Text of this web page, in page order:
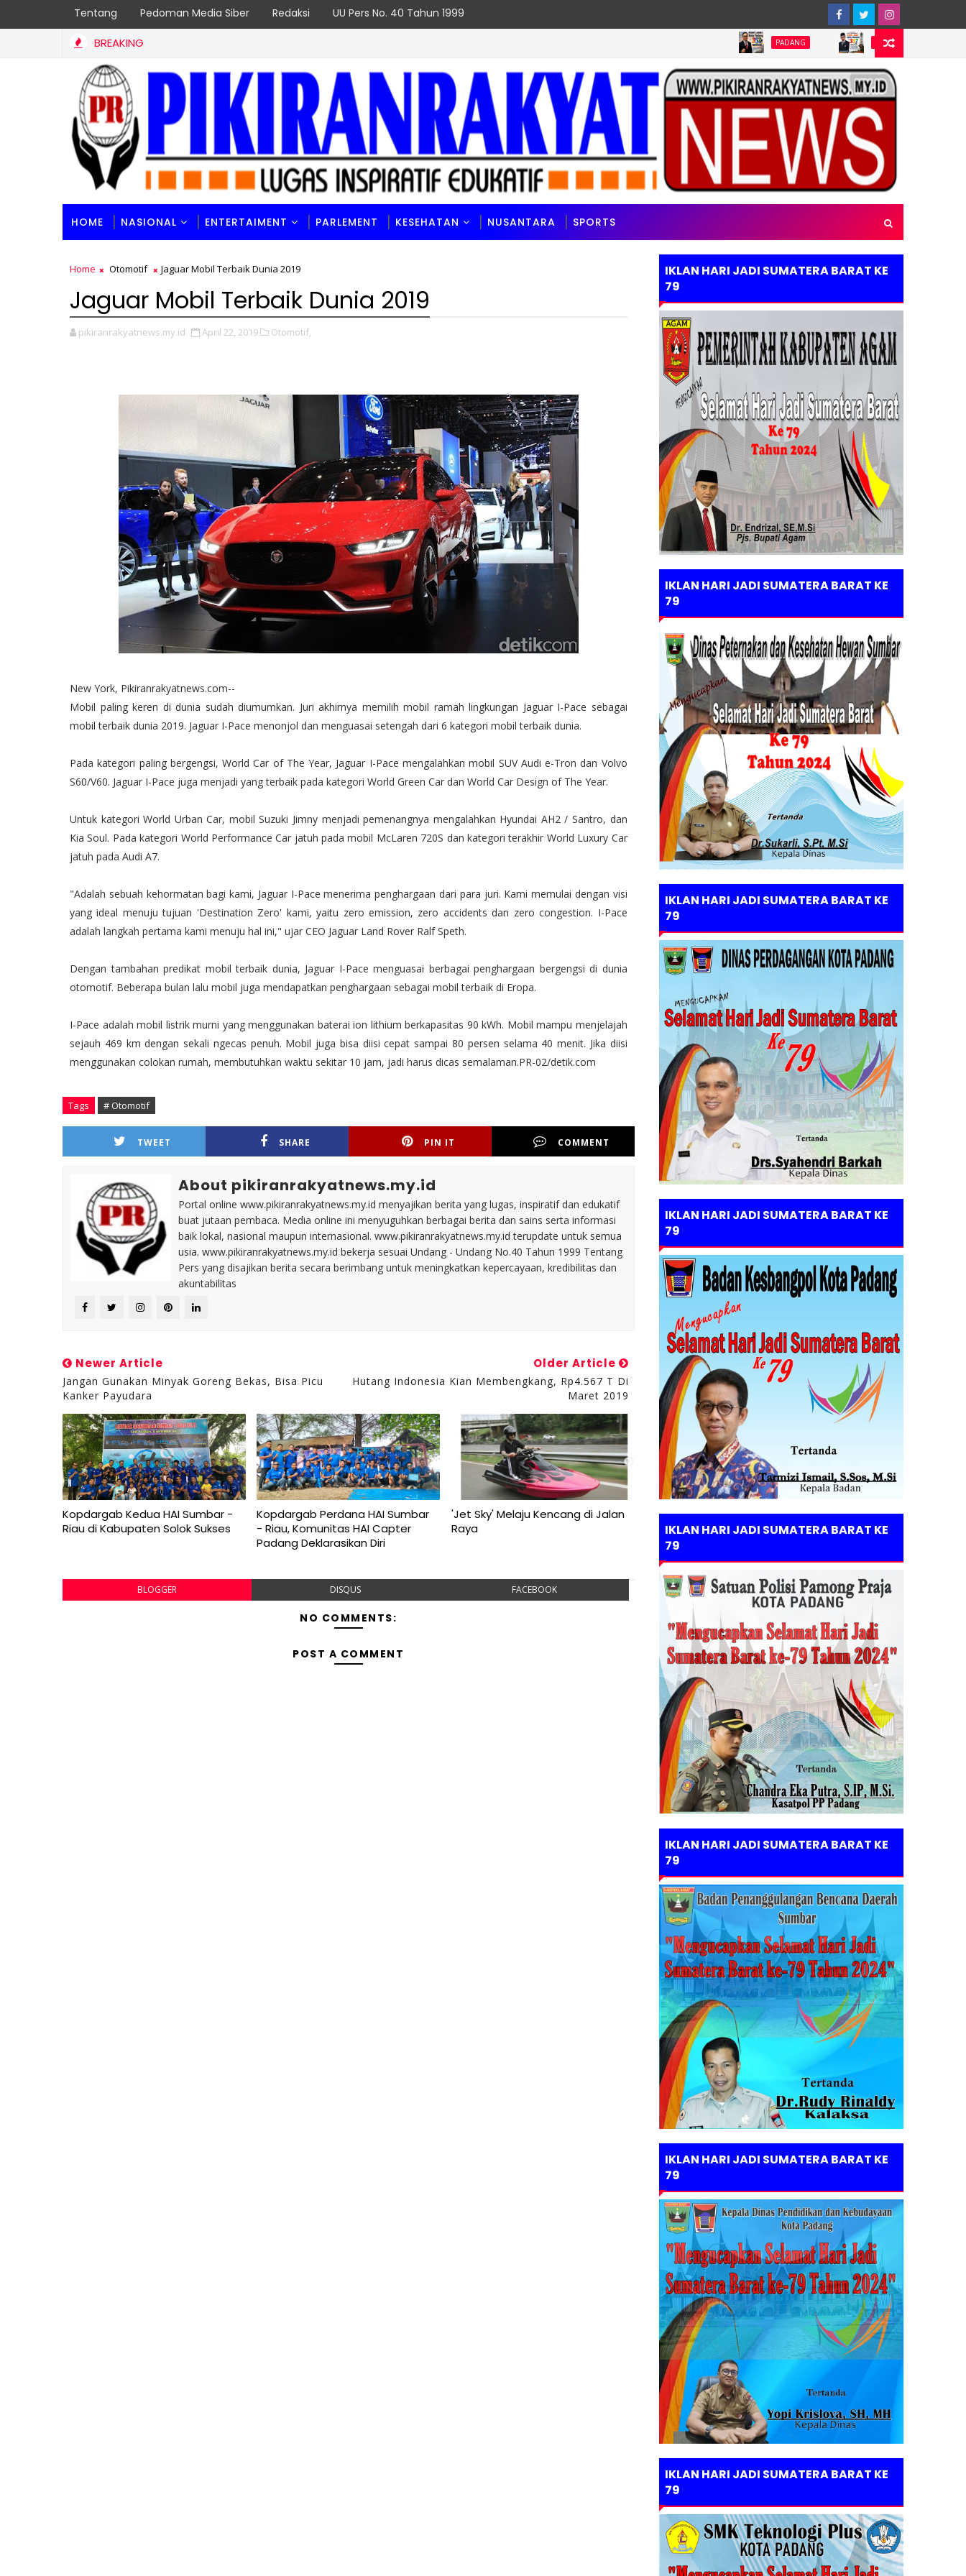
Tentang Pedoman Media Siber Redaksi UU Pers No. 40 Tahun 1999
BREAKING PADANG PADANG
PT. Andalan Mitra Prestasi (AMP) BUJP Terbaik Sumbar, Borong 2 Prestasi Sekaligus
HOME NASIONAL ENTERTAIMENT PARLEMENT KESEHATAN NUSANTARA SPORTS
Home Otomotif Jaguar Mobil Terbaik Dunia 2019
Jaguar Mobil Terbaik Dunia 2019
pikiranrakyatnews.my.id April 22, 2019 Otomotif,
New York, Pikiranrakyatnews.com--
Mobil paling keren di dunia sudah diumumkan. Juri akhirnya memilih mobil ramah lingkungan Jaguar I-Pace sebagai
mobil terbaik dunia 2019. Jaguar I-Pace menonjol dan menguasai setengah dari 6 kategori mobil terbaik dunia.
Pada kategori paling bergengsi, World Car of The Year, Jaguar I-Pace mengalahkan mobil SUV Audi e-Tron dan Volvo
S60/V60. Jaguar I-Pace juga menjadi yang terbaik pada kategori World Green Car dan World Car Design of The Year.
Untuk kategori World Urban Car, mobil Suzuki Jimny menjadi pemenangnya mengalahkan Hyundai AH2 / Santro, dan
Kia Soul. Pada kategori World Performance Car jatuh pada mobil McLaren 720S dan kategori terakhir World Luxury Car
jatuh pada Audi A7.
"Adalah sebuah kehormatan bagi kami, Jaguar I-Pace menerima penghargaan dari para juri. Kami memulai dengan visi
yang ideal menuju tujuan 'Destination Zero' kami, yaitu zero emission, zero accidents dan zero congestion. I-Pace
adalah langkah pertama kami menuju hal ini," ujar CEO Jaguar Land Rover Ralf Speth.
Dengan tambahan predikat mobil terbaik dunia, Jaguar I-Pace menguasai berbagai penghargaan bergengsi di dunia
otomotif. Beberapa bulan lalu mobil juga mendapatkan penghargaan sebagai mobil terbaik di Eropa.
I-Pace adalah mobil listrik murni yang menggunakan baterai ion lithium berkapasitas 90 kWh. Mobil mampu menjelajah
sejauh 469 km dengan sekali ngecas penuh. Mobil juga bisa diisi cepat sampai 80 persen selama 40 menit. Jika diisi
menggunakan colokan rumah, membutuhkan waktu sekitar 10 jam, jadi harus dicas semalaman.PR-02/detik.com
Tags # Otomotif
TWEET SHARE PIN IT COMMENT
About pikiranrakyatnews.my.id
Portal online www.pikiranrakyatnews.my.id menyajikan berita yang lugas, inspiratif dan edukatif
buat jutaan pembaca. Media online ini menyuguhkan berbagai berita dan sains serta informasi
baik lokal, nasional maupun internasional. www.pikiranrakyatnews.my.id terupdate untuk semua
usia. www.pikiranrakyatnews.my.id bekerja sesuai Undang - Undang No.40 Tahun 1999 Tentang
Pers yang disajikan berita secara berimbang untuk meningkatkan kepercayaan, kredibilitas dan
akuntabilitas
Newer Article
Jangan Gunakan Minyak Goreng Bekas, Bisa Picu
Kanker Payudara
Older Article
Hutang Indonesia Kian Membengkang, Rp4.567 T Di
Maret 2019
Kopdargab Kedua HAI Sumbar -
Riau di Kabupaten Solok Sukses
Kopdargab Perdana HAI Sumbar
- Riau, Komunitas HAI Capter
Padang Deklarasikan Diri
'Jet Sky' Melaju Kencang di Jalan
Raya
BLOGGER DISQUS FACEBOOK
NO COMMENTS:
POST A COMMENT
IKLAN HARI JADI SUMATERA BARAT KE
79
IKLAN HARI JADI SUMATERA BARAT KE
79
IKLAN HARI JADI SUMATERA BARAT KE
79
IKLAN HARI JADI SUMATERA BARAT KE
79
IKLAN HARI JADI SUMATERA BARAT KE
79
IKLAN HARI JADI SUMATERA BARAT KE
79
IKLAN HARI JADI SUMATERA BARAT KE
79
IKLAN HARI JADI SUMATERA BARAT KE
79